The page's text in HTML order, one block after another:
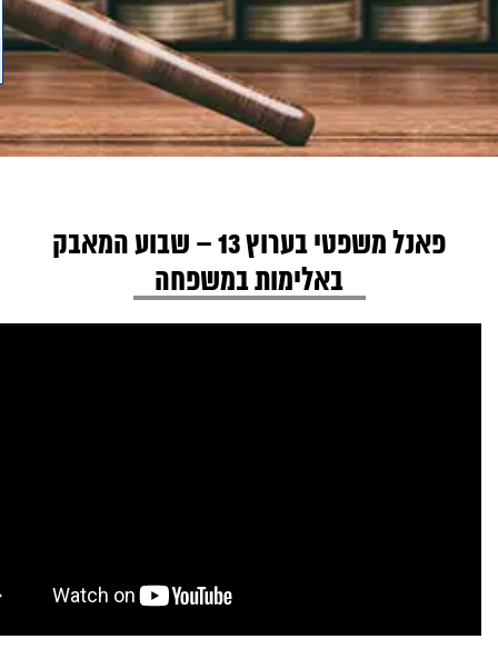
פאנל משפטי בערוץ 13 – שבוע המאבק
באלימות במשפחה